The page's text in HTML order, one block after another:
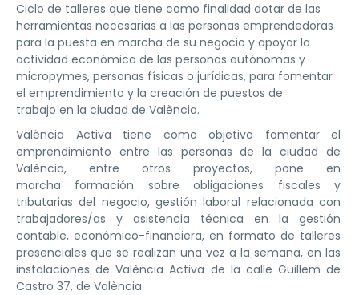
Ciclo de talleres que tiene como finalidad dotar de las
herramientas necesarias a las personas emprendedoras
para la puesta en marcha de su negocio y apoyar la
actividad económica de las personas autónomas y
micropymes, personas físicas o jurídicas, para fomentar
el emprendimiento y la creación de puestos de
trabajo en la ciudad de València.
València Activa tiene como objetivo fomentar el
emprendimiento entre las personas de la ciudad de
València, entre otros proyectos, pone en
marcha formación sobre obligaciones fiscales y
tributarias del negocio, gestión laboral relacionada con
trabajadores/as y asistencia técnica en la gestión
contable, económico-financiera, en formato de talleres
presenciales que se realizan una vez a la semana, en las
instalaciones de València Activa de la calle Guillem de
Castro 37, de València.